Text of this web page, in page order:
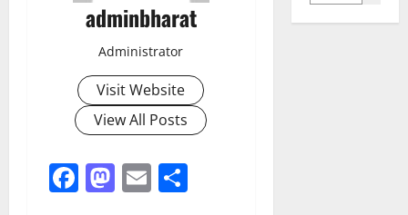
adminbharat
Administrator
Visit Website
View All Posts
Facebook
Mastodon
Email